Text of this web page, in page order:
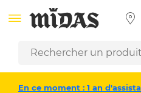
En ce moment : 1 an